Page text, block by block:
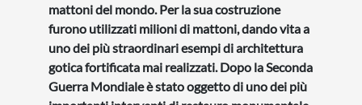
mattoni del mondo. Per la sua costruzione
furono utilizzati milioni di mattoni, dando vita a
uno dei più straordinari esempi di architettura
gotica fortificata mai realizzati. Dopo la Seconda
Guerra Mondiale è stato oggetto di uno dei più